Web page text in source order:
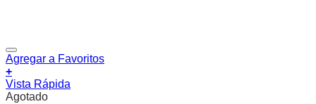
Agregar a Favoritos
+
Vista Rápida
Agotado